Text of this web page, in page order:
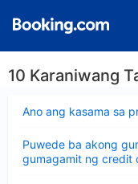
10 Karaniwang
Ano ang kasama sa
ang
Puwede ba akong
gumagamit ng credit
ang
sagot